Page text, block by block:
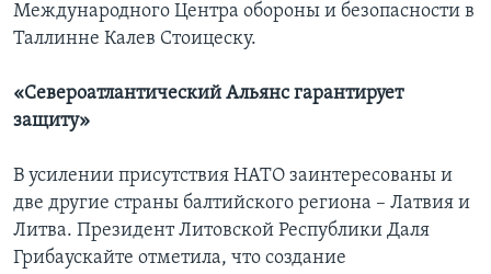
Международного Центра обороны и безопасности в
Таллинне Калев Стоицеску.
«Североатлантический Альянс гарантирует
защиту»
В усилении присутствия НАТО заинтересованы и
две другие страны балтийского региона – Латвия и
Литва. Президент Литовской Республики Даля
Грибаускайте отметила, что создание